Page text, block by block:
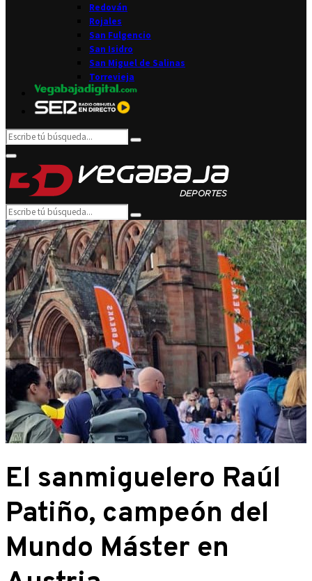
Redován
Rojales
San Fulgencio
San Isidro
San Miguel de Salinas
Torrevieja
Search
for:
Search
Primary
Menu
Search
for:
Search
El sanmiguelero Raúl
Patiño, campeón del
Mundo Máster en